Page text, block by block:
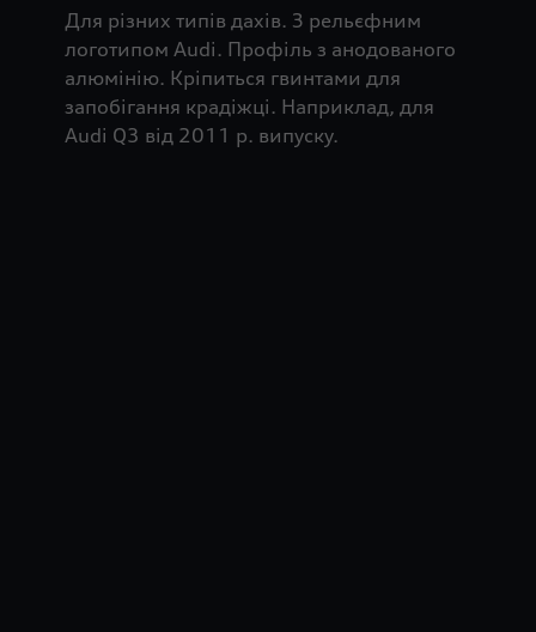
Для різних типів дахів. З рельєфним
логотипом Audi. Профіль з анодованого
алюмінію. Кріпиться гвинтами для
запобігання крадіжці. Наприклад, для
Audi Q3 від 2011 р. випуску.